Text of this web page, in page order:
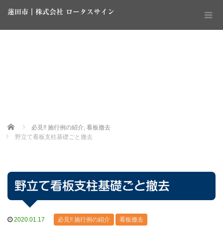
蓮田市｜株式会社 ロータスサイン
Home 必見!! 施行例の紹介, 看板撤去
野立て看板支柱基礎ごと撤去
野立て看板支柱基礎ごと撤去
2020.01.17 必見!! 施行例の紹介 看板撤去